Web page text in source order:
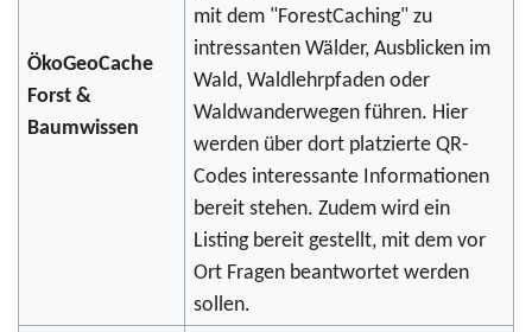
ÖkoGeoCache
Forst &
Baumwissen
mit dem "ForestCaching" zu
intressanten Wälder, Ausblicken im
Wald, Waldlehrpfaden oder
Waldwanderwegen führen. Hier
werden über dort platzierte QR-
Codes interessante Informationen
bereit stehen. Zudem wird ein
Listing bereit gestellt, mit dem vor
Ort Fragen beantwortet werden
sollen.